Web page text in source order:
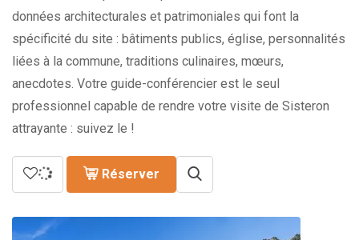
données architecturales et patrimoniales qui font la
spécificité du site : bâtiments publics, église, personnalités
liées à la commune, traditions culinaires, mœurs,
anecdotes. Votre guide-conférencier est le seul
professionnel capable de rendre votre visite de Sisteron
attrayante : suivez le !
Réserver